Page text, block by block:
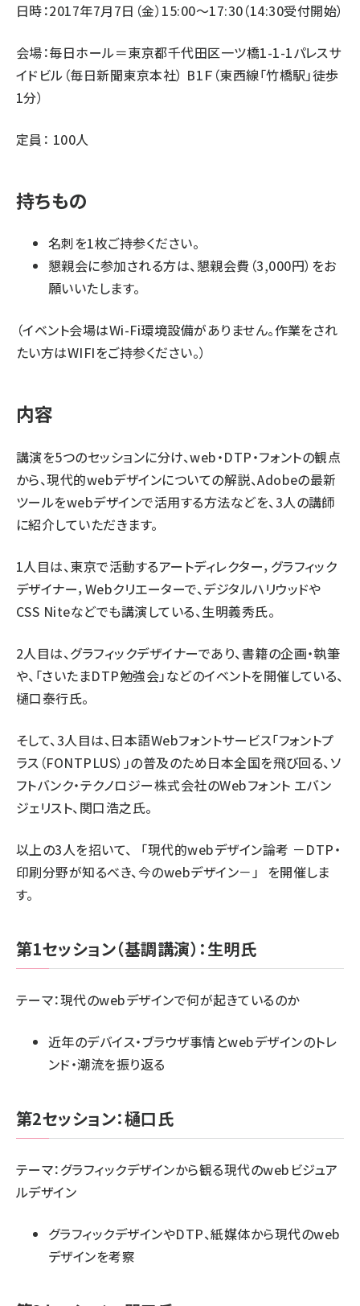
日時：2017年7月7日（金）15:00〜17:30（14:30受付開始）
会場：毎日ホール＝東京都千代田区一ツ橋1-1-1パレスサ
イドビル（毎日新聞東京本社） B1Ｆ（東西線「竹橋駅」徒歩
1分）
定員： 100人
持ちもの
名刺を1枚ご持参ください。
懇親会に参加される方は、懇親会費（3,000円）をお
願いいたします。
（イベント会場はWi-Fi環境設備がありません。作業をされ
たい方はWIFIをご持参ください。）
内容
講演を5つのセッションに分け、web・DTP・フォントの観点
から、現代的webデザインについての解説、Adobeの最新
ツールをwebデザインで活用する方法などを、3人の講師
に紹介していただきます。
1人目は、東京で活動するアートディレクター，グラフィック
デザイナー，Webクリエーターで、デジタルハリウッドや
CSS Niteなどでも講演している、生明義秀氏。
2人目は、グラフィックデザイナーであり、書籍の企画・執筆
や、「さいたまDTP勉強会」などのイベントを開催している、
樋口泰行氏。
そして、3人目は、日本語Webフォントサービス「フォントプ
ラス（FONTPLUS）」の普及のため日本全国を飛び回る、ソ
フトバンク・テクノロジー株式会社のWebフォント エバン
ジェリスト、関口浩之氏。
以上の3人を招いて、 「現代的webデザイン論考 －DTP・
印刷分野が知るべき、今のwebデザイン－」 を開催しま
す。
第1セッション（基調講演）：生明氏
テーマ：現代のwebデザインで何が起きているのか
近年のデバイス・ブラウザ事情とwebデザインのトレ
ンド・潮流を振り返る
第2セッション：樋口氏
テーマ：グラフィックデザインから観る現代のwebビジュア
ルデザイン
グラフィックデザインやDTP、紙媒体から現代のweb
デザインを考察